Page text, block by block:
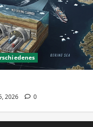
2026 0